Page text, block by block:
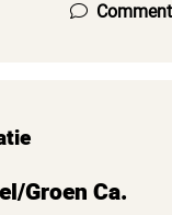
Comment
Groen Ca.